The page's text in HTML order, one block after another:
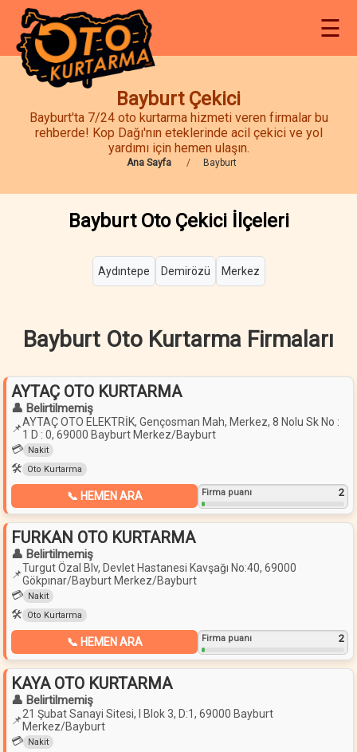
☰
Bayburt Çekici
Bayburt'ta 7/24 oto kurtarma hizmeti veren firmalar bu
rehberde! Kop Dağı'nın eteklerinde acil çekici ve yol
yardımı için hemen ulaşın.
Ana Sayfa Bayburt
Bayburt Oto Çekici İlçeleri
Aydıntepe Demirözü Merkez
Bayburt Oto Kurtarma Firmaları
AYTAÇ OTO KURTARMA
👤 Belirtilmemiş
📌AYTAÇ OTO ELEKTRİK, Gençosman Mah, Merkez, 8 Nolu Sk No :
1 D : 0, 69000 Bayburt Merkez/Bayburt
💳 Nakit
🛠️ Oto Kurtarma
📞 HEMEN ARA Firma puanı 2
FURKAN OTO KURTARMA
👤 Belirtilmemiş
📌Turgut Özal Blv, Devlet Hastanesi Kavşağı No:40, 69000
Gökpınar/Bayburt Merkez/Bayburt
💳 Nakit
🛠️ Oto Kurtarma
📞 HEMEN ARA Firma puanı 2
KAYA OTO KURTARMA
👤 Belirtilmemiş
📌21 Şubat Sanayi Sitesi, I Blok 3, D:1, 69000 Bayburt
Merkez/Bayburt
💳 Nakit